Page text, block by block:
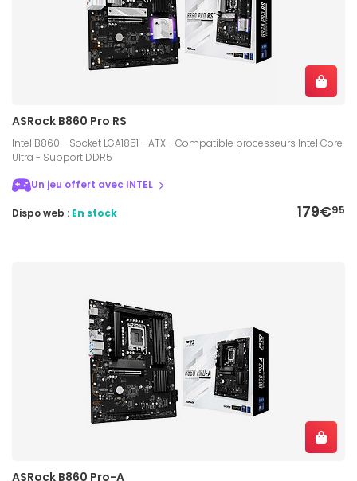
ASRock B860 Pro RS
Intel B860 - Socket LGA1851 - ATX - Compatible processeurs Intel Core
Ultra - Support DDR5
Un jeu offert avec INTEL
179€95
Dispo web : En stock
ASRock B860 Pro-A